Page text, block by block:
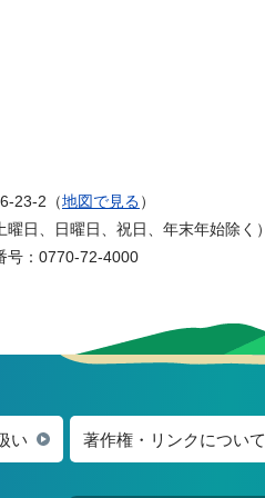
23-2（地図で見る）
日、日曜日、祝日、年末年始除く）
号：0770-72-4000
い 著作権・リンクについて